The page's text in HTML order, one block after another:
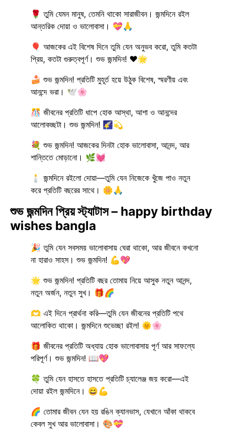
🌹 তুমি যেমন মানুষ, তেমনি থাকো সারাজীবন। জন্মদিনে রইল
আন্তরিক দোয়া ও ভালোবাসা। 💝🙏
🎈 আজকের এই বিশেষ দিনে তুমি যেন অনুভব করো, তুমি কতটা
প্রিয়, কতটা গুরুত্বপূর্ণ। শুভ জন্মদিন! ❤️🌟
🍰 শুভ জন্মদিন! প্রতিটি মুহূর্ত হয়ে উঠুক বিশেষ, স্মরণীয় এবং
আনন্দে ভরা। 🕊️🌸
🎊 জীবনের প্রতিটি ধাপে হোক আস্থা, আশা ও আনন্দের
আলোকচ্ছটা। শুভ জন্মদিন! 🌠💫
💐 শুভ জন্মদিন! আজকের দিনটা হোক ভালোবাসা, আনন্দ, আর
শান্তিতে মোড়ানো। 🌿💓
🕯️ জন্মদিনে রইলো দোয়া—তুমি যেন নিজেকে খুঁজে পাও নতুন
করে প্রতিটি বছরের সাথে। 🌼🙏
শুভ জন্মদিন প্রিয় স্ট্যাটাস – happy birthday
wishes bangla
🎉 তুমি যেন সবসময় ভালোবাসায় ঘেরা থাকো, আর জীবনে কখনো
না হারাও সাহস। শুভ জন্মদিন! 💪💖
🌟 শুভ জন্মদিন! প্রতিটি বছর তোমায় নিয়ে আসুক নতুন আনন্দ,
নতুন অর্জন, নতুন সুখ। 🎁🌈
🫶 এই দিনে প্রার্থনা করি—তুমি যেন জীবনের প্রতিটি পথে
আলোকিত থাকো। জন্মদিনে শুভেচ্ছা রইল! 🌞🌸
🎁 জীবনের প্রতিটি অধ্যায় হোক ভালোবাসায় পূর্ণ আর সাফল্যে
পরিপূর্ণ। শুভ জন্মদিন! 📖💖
🍀 তুমি যেন হাসতে হাসতে প্রতিটি চ্যালেঞ্জ জয় করো—এই
দোয়া রইল জন্মদিনে। 😄💪
🌈 তোমার জীবন যেন হয় রঙিন ক্যানভাস, যেখানে আঁকা থাকবে
কেবল সুখ আর ভালোবাসা। 🎨💝